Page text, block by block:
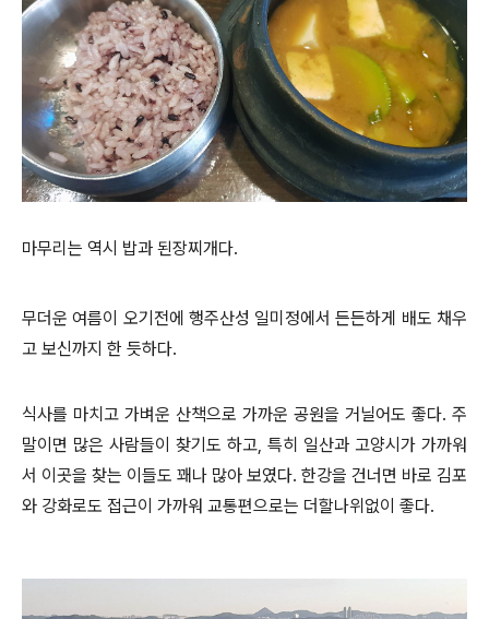
마무리는 역시 밥과 된장찌개다.
무더운 여름이 오기전에 행주산성 일미정에서 든든하게 배도 채우
고 보신까지 한 듯하다.
식사를 마치고 가벼운 산책으로 가까운 공원을 거닐어도 좋다. 주
말이면 많은 사람들이 찾기도 하고, 특히 일산과 고양시가 가까워
서 이곳을 찾는 이들도 꽤나 많아 보였다. 한강을 건너면 바로 김포
와 강화로도 접근이 가까워 교통편으로는 더할나위없이 좋다.